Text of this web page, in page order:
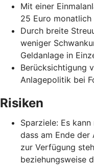
Mit einer
25 Euro monatlich
Durch breite
weniger
Geldanlage in
Berücksichtigung
Anlagepolitik bei
Risiken
Sparziele: Es
dass am Ende der
zur Verfügung
beziehungsweise